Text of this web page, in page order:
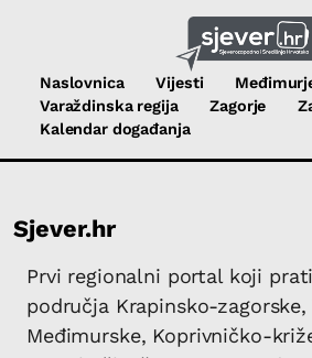
Naslovnica Vijesti
Varaždinska regija
Zagorje
Kalendar događanja
Sjever.hr
Prvi regionalni portal koji
područja Krapinsko-zagorske,
Međimurske, Koprivničko-